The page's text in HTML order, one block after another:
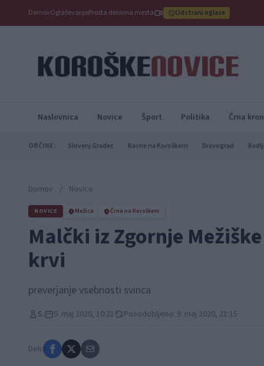
DomovOglaševanjeProsta delovna mesta Odstrani oglase
Naslovnica Novice Šport Politika Črna
OBČINE: Slovenj Gradec Ravne na Koroškem Dravograd
Domov / Novice
NOVICE Mežica Črna na Koroškem
Malčki iz Zgornje
krvi
preverjanje vsebnosti svinca
S. 9. maj 2020, 10:21 Posodobljeno: 9. maj 2020, 21:15
Deli: